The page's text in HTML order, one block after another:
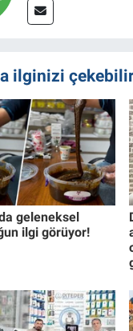
ilginizi
geleneksel
ilgi görüyor!